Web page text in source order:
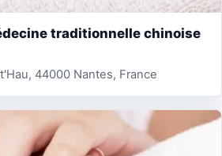
traditionnelle chinoise
44000 Nantes, France